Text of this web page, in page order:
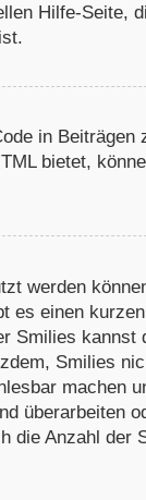
Hilfe-Seite,
in Beiträgen
bietet,
werden
es einen
Smilies kannst
Smilies
machen
überarbeiten
die Anzahl der